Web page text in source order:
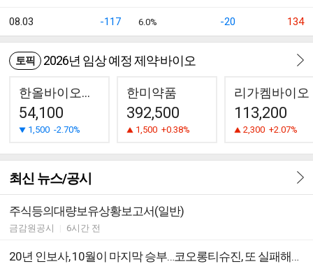
08.03 -117 6.0% -20 134
토픽 2026년 임상 예정 제약·바이오
한올바이오파마
54,100
1,500 -2.70%
한미약품
392,500
1,500 +0.38%
리가켐바이오
113,200
2,300 +2.07%
최신 뉴스/공시
주식등의대량보유상황보고서(일반)
금감원공시 6시간 전
20년 인보사, 10월이 마지막 승부…코오롱티슈진, 또 실패해도 끌고 갈까?